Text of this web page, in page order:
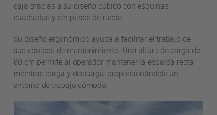
caja gracias a su diseño cúbico con esquinas
cuadradas y sin pasos de rueda.
Su diseño ergonómico ayuda a facilitar el trabajo de
sus equipos de mantenimiento. Una altura de carga de
80 cm permite al operador mantener la espalda recta
mientras carga y descarga, proporcionándole un
entorno de trabajo cómodo.